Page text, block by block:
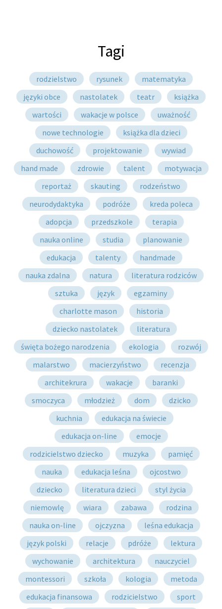
Tagi
rodzielstwo rysunek
matematyka
języki obce
nastolatek teatr
książka
wartości
wakacje w polsce
uważność
nowe technologie
książka dla dzieci
duchowość
projektowanie
wywiad
hand made
zdrowie talent
motywacja
reportaż
skauting
rodzeństwo
neurodydaktyka
podróże
kreda poleca
adopcja
przedszkole
terapia
nauka online
studia
planowanie
edukacja
talenty
handmade
nauka zdalna
natura
literatura rodziców
sztuka
język
egzaminy
charlotte mason
historia
dziecko nastolatek
literatura
święta bożego narodzenia
ekologia
rozwój
malarstwo
macierzyństwo
recenzja
architekrura
wakacje
baranki
smoczyca
młodzież dom
dzicko
kuchnia
edukacja na świecie
edukacja on-line
emocje
rodzicielstwo dziecko
muzyka
pamięć
nauka
edukacja leśna
ojcostwo
dziecko
literatura dzieci
styl życia
niemowlę
wiara zabawa
rodzina
nauka on-line
ojczyzna
leśna edukacja
język polski
relacje pdróże
lektura
wychowanie
architektura
nauczyciel
montessori
szkoła kologia
metoda
edukacja finansowa
rodzicielstwo
sport